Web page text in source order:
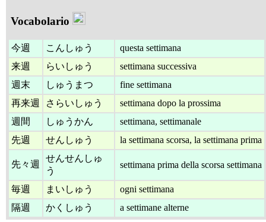
Vocabolario
今週 こんしゅう
questa settimana
来週
らいしゅう
settimana successiva
週末
しゅうまつ
fine settimana
再来週
さらいしゅう
settimana dopo la prossima
週間
しゅうかん
settimana, settimanale
先週
せんしゅう la settimana scorsa, la settimana prima
先々週
せんせんしゅ
う
settimana prima della scorsa settimana
毎週 まいしゅう
ogni settimana
隔週
かくしゅう a settimane alterne